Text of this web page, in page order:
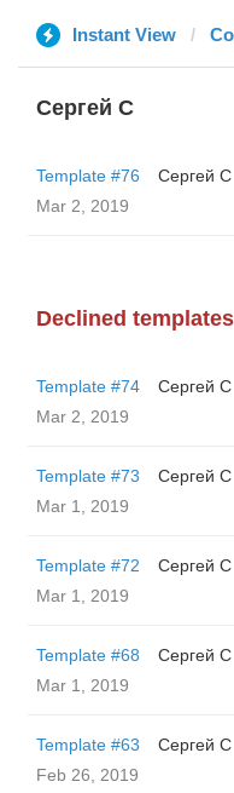
Instant View
Сергей С
Template #76
Сергей С
Mar 2, 2019
Declined templates
Template #74
Сергей С
Mar 2, 2019
Template #73
Сергей С
Mar 1, 2019
Template #72
Сергей С
Mar 1, 2019
Template #68
Сергей С
Mar 1, 2019
Template #63
Сергей С
Feb 26, 2019